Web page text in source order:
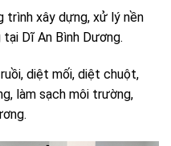
xây dựng, xử lý nền
Dĩ An Bình Dương.
diệt mối, diệt chuột,
làm sạch môi trường,